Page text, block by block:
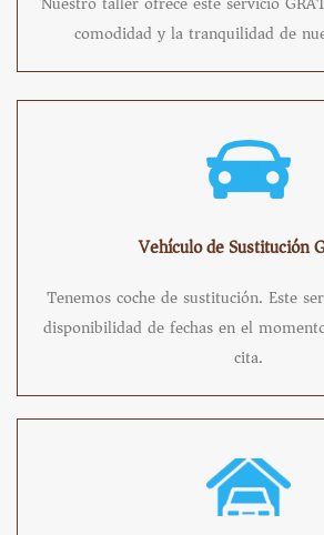
comodidad y la tranquilidad de
Vehículo de Sustitución
Tenemos coche de sustitución. Este
disponibilidad de fechas en el
cita.